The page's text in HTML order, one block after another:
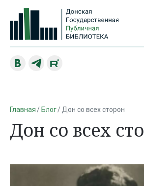
Главная Блог Дон со всех сторон
Дон со всех